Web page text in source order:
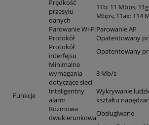
Prędkość
przesyłu
danych
11b: 11 Mbps;
Mbps; 11ax: 114
Parowanie Wi-FiParowanie AP
Protokół
Opatentowany
Protokół
interfejsu
Opatentowany
Minimalne
wymagania
dotyczące sieci
8 Mb/s
Funkcje
Inteligentny
alarm
Wykrywanie
kształtu
Rozmowa
dwukierunkowaObsługiwane